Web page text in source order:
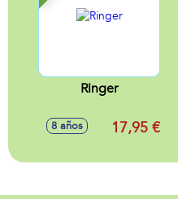
Ringer
8 años 17,95 €